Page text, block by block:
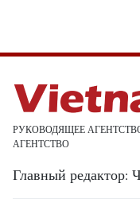
РУКОВОДЯЩЕЕ
АГЕНТСТВО
Главный